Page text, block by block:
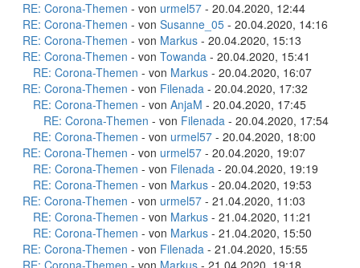
RE: Corona-Themen - von urmel57 - 20.04.2020, 12:44
RE: Corona-Themen - von Susanne_05 - 20.04.2020, 14:16
RE: Corona-Themen - von Markus - 20.04.2020, 15:13
RE: Corona-Themen - von Towanda - 20.04.2020, 15:41
RE: Corona-Themen - von Markus - 20.04.2020, 16:07
RE: Corona-Themen - von Filenada - 20.04.2020, 17:32
RE: Corona-Themen - von AnjaM - 20.04.2020, 17:45
RE: Corona-Themen - von Filenada - 20.04.2020, 17:54
RE: Corona-Themen - von urmel57 - 20.04.2020, 18:00
RE: Corona-Themen - von urmel57 - 20.04.2020, 19:07
RE: Corona-Themen - von Filenada - 20.04.2020, 19:19
RE: Corona-Themen - von Markus - 20.04.2020, 19:53
RE: Corona-Themen - von urmel57 - 21.04.2020, 11:03
RE: Corona-Themen - von Markus - 21.04.2020, 11:21
RE: Corona-Themen - von Markus - 21.04.2020, 15:50
RE: Corona-Themen - von Filenada - 21.04.2020, 15:55
RE: Corona-Themen - von Markus - 21.04.2020, 19:18